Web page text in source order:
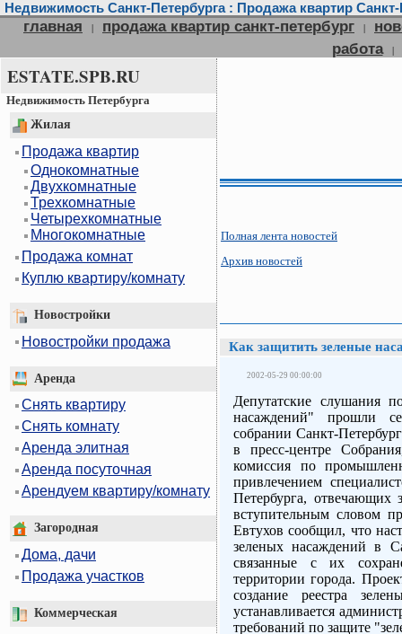
Недвижимость Санкт-Петербурга : Продажа квартир
главная | продажа квартир санкт-петербург |
работа
|
ESTATE.SPB.RU
Недвижимость Петербурга
Жилая
Продажа квартир
Однокомнатные
Двухкомнатные
Трехкомнатные
Четырехкомнатные
Многокомнатные
Продажа комнат
Куплю квартиру/комнату
Новостройки
Новостройки продажа
Аренда
Снять квартиру
Снять комнату
Аренда элитная
Аренда посуточная
Арендуем квартиру/комнату
Загородная
Дома, дачи
Продажа участков
Коммерческая
Полная лента новостей
Архив новостей
Как защитить зеленые
2002-05-29 00:00:00
Депутатские слушания
насаждений" прошли
собрании Санкт-
в пресс-центре
комиссия по
привлечением
Петербурга, отвечающих
вступительным словом
Евтухов сообщил, что
зеленых насаждений в
связанные с их
территории города.
создание реестра
устанавливается
требований по защите